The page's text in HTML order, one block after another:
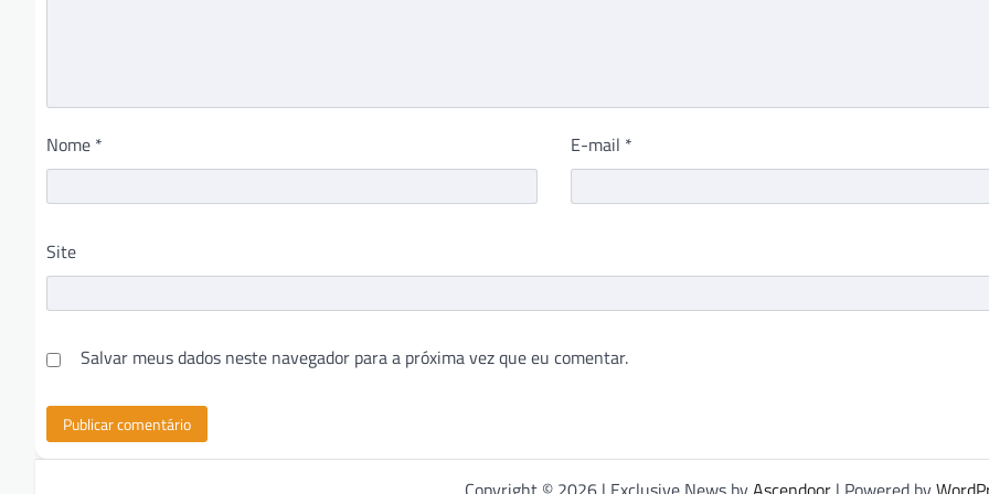
Nome * E-mail *
Site
Salvar meus dados neste navegador para a próxima vez que eu comentar.